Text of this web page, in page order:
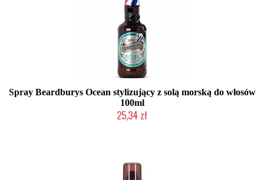
Spray Beardburys Ocean stylizujący z solą morską do włosów
100ml
25,34 zł